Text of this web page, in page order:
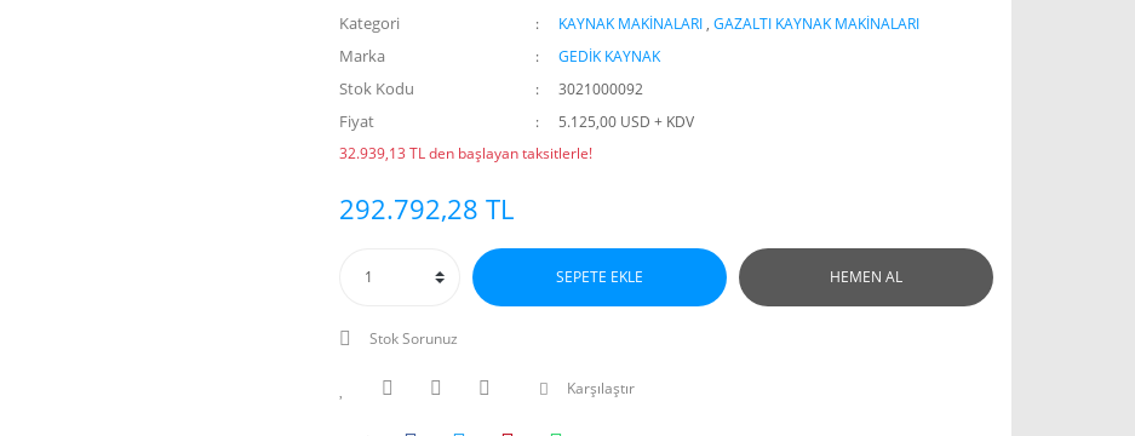
Kategori KAYNAK MAKİNALARI , GAZALTI KAYNAK MAKİNALARI
Marka GEDİK KAYNAK
Stok Kodu 3021000092
Fiyat
5.125,00 USD + KDV
32.939,13 TL den başlayan taksitlerle!
292.792,28 TL
SEPETE EKLE HEMEN AL
Stok Sorunuz
Karşılaştır